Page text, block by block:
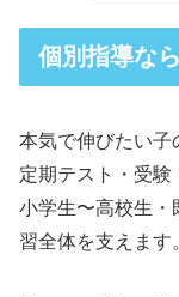
個別指導な
本気で伸びたい子
定期テスト・受験
小学生〜高校生・
習全体を支えます